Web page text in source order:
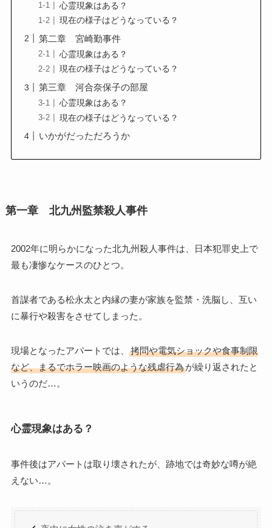
心霊現象はある？
現在の様子はどうなっている？
第二章 宮崎勤事件
心霊現象はある？
現在の様子はどうなっている？
第三章 河合奈保子の部屋
心霊現象はある？
現在の様子はどうなっている？
いかがだっただろうか
第一章 北九州監禁殺人事件
2002年に明らかになった北九州殺人事件は、日本犯罪史上で
最も凄惨なケースのひとつ。
首謀者である松永太と内縁の妻が家族を監禁・洗脳し、互い
に暴行や殺害をさせてしまった。
現場となったアパートでは、
拷問や電気ショックや食事制限
など、まるでホラー映画のような残虐行為が繰り返されたと
いうのだ…。
心霊現象はある？
事件後はアパートは取り壊されたが、跡地では奇妙な噂が絶
えない…。